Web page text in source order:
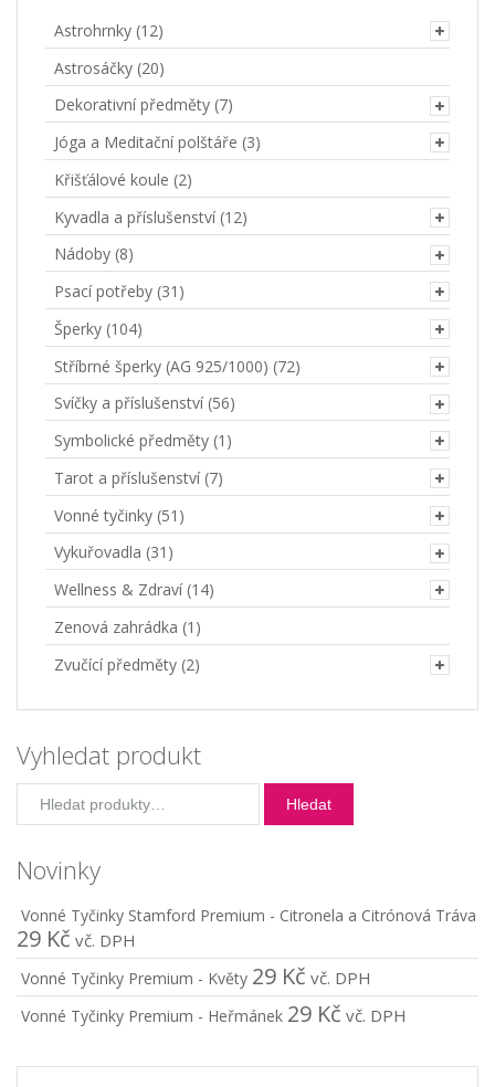
Astrohrnky (12)
Astrosáčky (20)
Dekorativní předměty (7)
Jóga a Meditační polštáře (3)
Křišťálové koule (2)
Kyvadla a příslušenství (12)
Nádoby (8)
Psací potřeby (31)
Šperky (104)
Stříbrné šperky (AG 925/1000) (72)
Svíčky a příslušenství (56)
Symbolické předměty (1)
Tarot a příslušenství (7)
Vonné tyčinky (51)
Vykuřovadla (31)
Wellness & Zdraví (14)
Zenová zahrádka (1)
Zvučící předměty (2)
Vyhledat produkt
Hledat
Novinky
Vonné Tyčinky Stamford Premium - Citronela a Citrónová Tráva
29 Kč vč. DPH
Vonné Tyčinky Premium - Květy 29 Kč vč. DPH
Vonné Tyčinky Premium - Heřmánek 29 Kč vč. DPH